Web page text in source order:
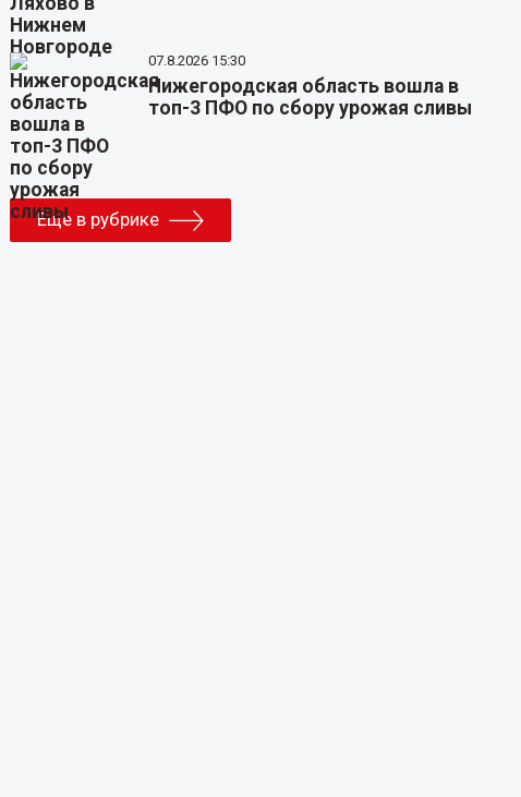
07.8.2026 15:30
Нижегородская область вошла в
топ-3 ПФО по сбору урожая сливы
Еще в рубрике